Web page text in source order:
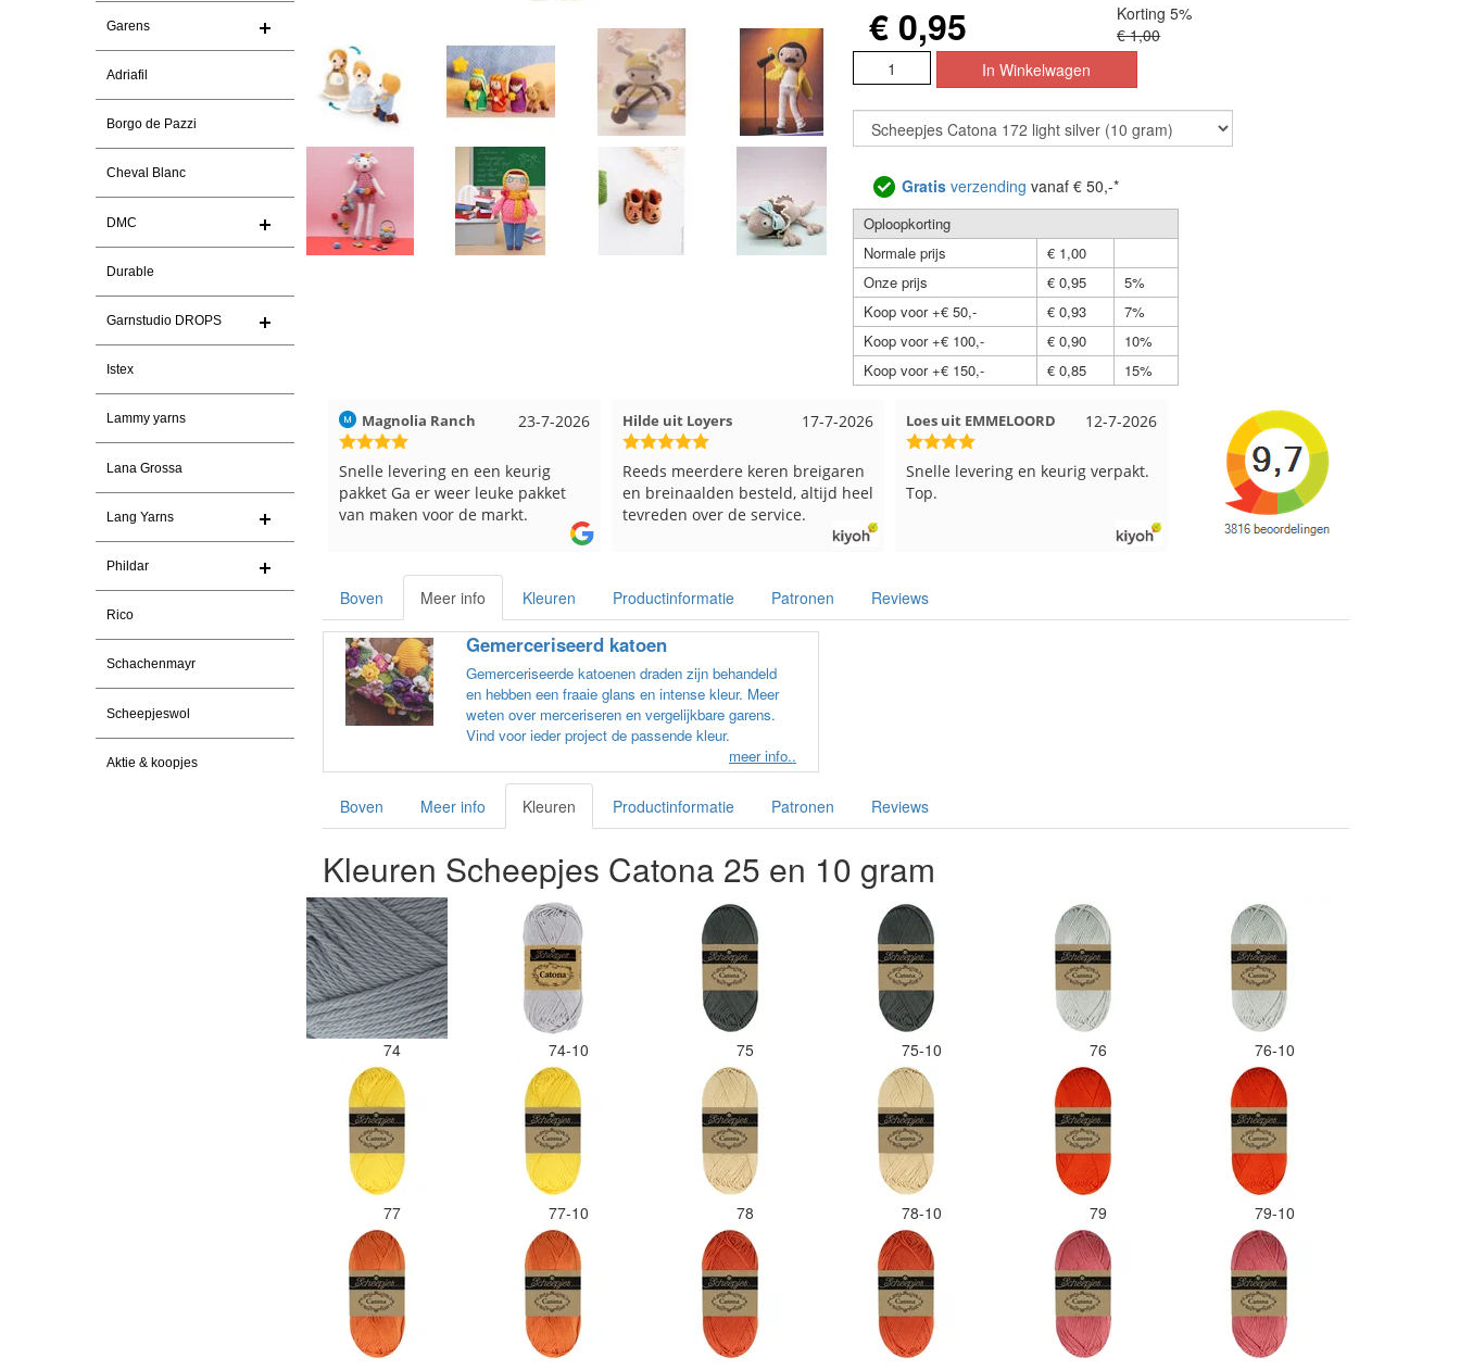
Garens
Adriafil
Borgo de Pazzi
Cheval Blanc
DMC
Durable
Garnstudio DROPS
Istex
Lammy yarns
Lana Grossa
Lang Yarns
Phildar
Rico
Schachenmayr
Scheepjeswol
Aktie & koopjes
€ 0,95
Korting 5%
€ 1,00
Gratisverzending vanaf € 50,-*
Oploopkorting
Normale prijs
€ 1,00
Onze prijs
€ 0,95
5%
Koop voor +€ 50,-
€ 0,93
7%
Koop voor +€ 100,-
€ 0,90
10%
Koop voor +€ 150,-
€ 0,85 15%
Christel Vanderlinden
Snelle levering. En prima garen
23-7-2026
Magnolia Ranch
Snelle levering en een keurig
pakket Ga er weer leuke pakket
van maken voor de markt.
17-7-2026
Hilde uit Loyers
Reeds meerdere keren breigaren
en breinaalden besteld, altijd heel
tevreden over de service.
12-7-2026
Loes uit EMMELOORD
Snelle levering en keurig verpakt.
Top.
Nell uit Beuningen
Goed verpakt en snelgeleverd
Boven Meer info Kleuren Productinformatie Patronen Reviews
Gemerceriseerd katoen
Gemerceriseerde katoenen draden zijn behandeld
en hebben een fraaie glans en intense kleur. Meer
weten over merceriseren en vergelijkbare garens.
Vind voor ieder project de passende kleur.
meer info..
Boven Meer info Kleuren Productinformatie Patronen Reviews
Kleuren Scheepjes Catona 25 en 10 gram
74 74-10 75 75-10 76 76-10
77 77-10 78 78-10 79 79-10